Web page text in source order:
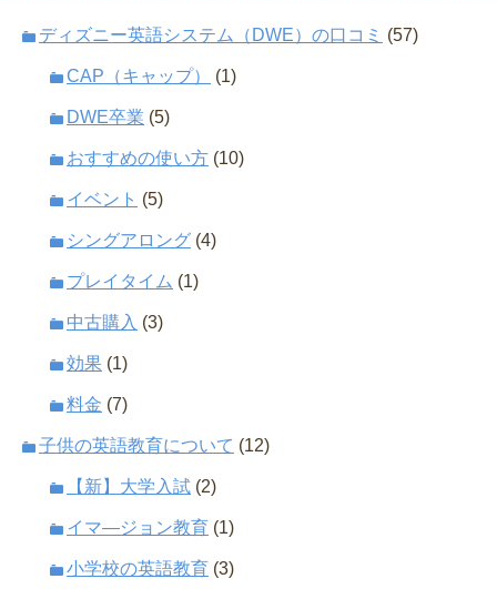
ディズニー英語システム（DWE）の口コミ (57)
CAP（キャップ） (1)
DWE卒業 (5)
おすすめの使い方 (10)
イベント (5)
シングアロング (4)
プレイタイム (1)
中古購入 (3)
効果 (1)
料金 (7)
子供の英語教育について (12)
【新】大学入試 (2)
イマ―ジョン教育 (1)
小学校の英語教育 (3)